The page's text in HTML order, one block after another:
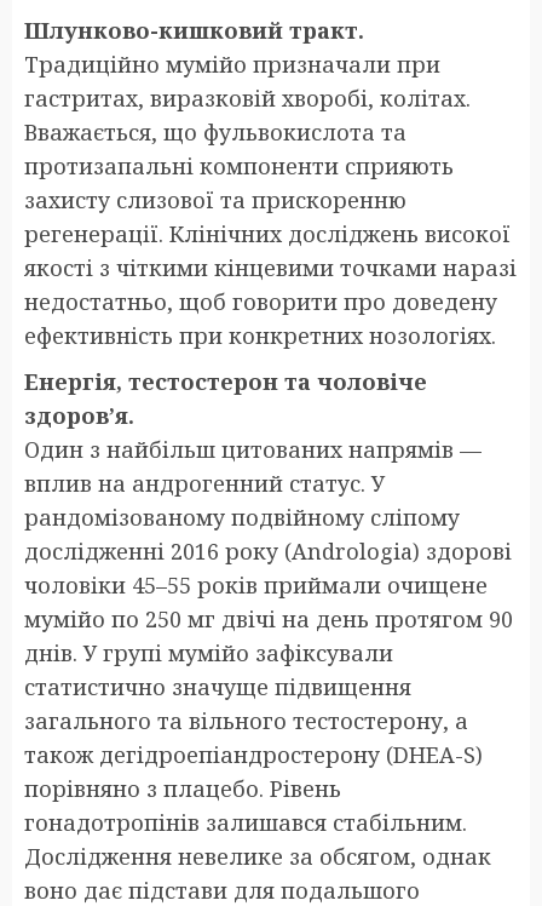
Шлунково-кишковий тракт.
Традиційно мумійо призначали при
гастритах, виразковій хворобі, колітах.
Вважається, що фульвокислота та
протизапальні компоненти сприяють
захисту слизової та прискоренню
регенерації. Клінічних досліджень високої
якості з чіткими кінцевими точками наразі
недостатньо, щоб говорити про доведену
ефективність при конкретних нозологіях.
Енергія, тестостерон та чоловіче
здоров’я.
Один з найбільш цитованих напрямів —
вплив на андрогенний статус. У
рандомізованому подвійному сліпому
дослідженні 2016 року (Andrologia) здорові
чоловіки 45–55 років приймали очищене
мумійо по 250 мг двічі на день протягом 90
днів. У групі мумійо зафіксували
статистично значуще підвищення
загального та вільного тестостерону, а
також дегідроепіандростерону (DHEA-S)
порівняно з плацебо. Рівень
гонадотропінів залишався стабільним.
Дослідження невелике за обсягом, однак
воно дає підстави для подальшого